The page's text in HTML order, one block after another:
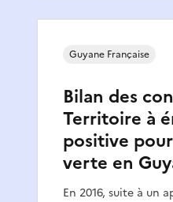
Bilan des
Territoire à
positive
verte en
En 2016, suite à un
Guyane Française